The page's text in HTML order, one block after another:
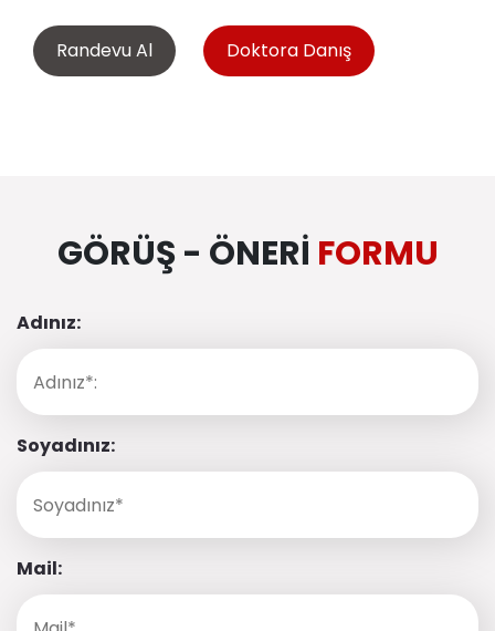
Randevu Al Doktora Danış
GÖRÜŞ - ÖNERI FORMU
Adınız:
Soyadınız:
Mail: